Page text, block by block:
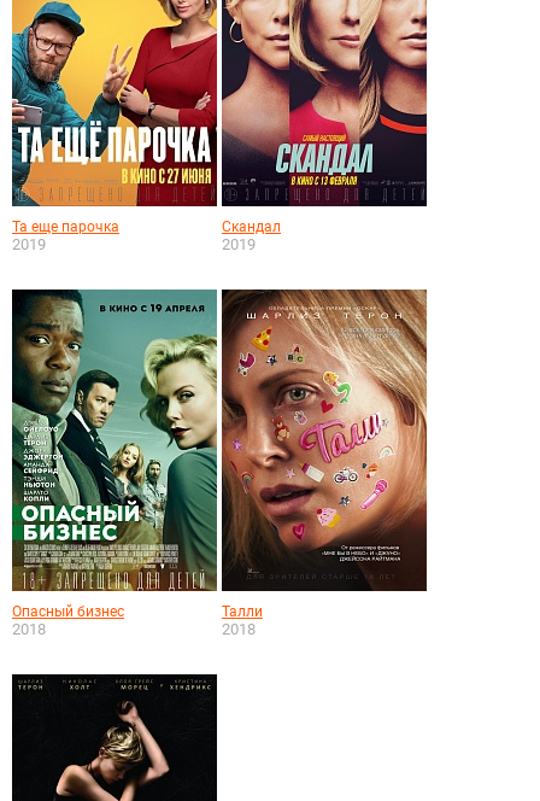
Та еще парочка
2019
Скандал
2019
Опасный бизнес
2018
Талли
2018